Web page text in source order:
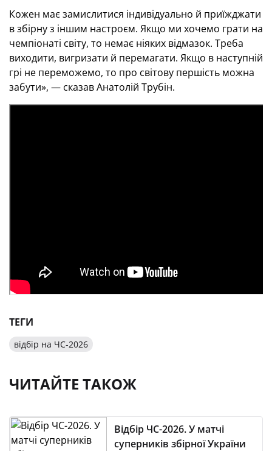
Кожен має замислитися індивідуально й приїжджати
в збірну з іншим настроєм. Якщо ми хочемо грати на
чемпіонаті світу, то немає ніяких відмазок. Треба
виходити, вигризати й перемагати. Якщо в наступній
грі не переможемо, то про світову першість можна
забути», — сказав Анатолій Трубін.
ТЕГИ
відбір на ЧС-2026
ЧИТАЙТЕ ТАКОЖ
Відбір ЧС-2026. У матчі
суперників збірної України